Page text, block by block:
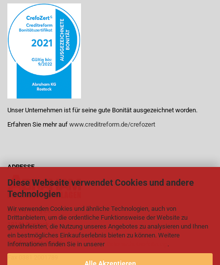
Diese Webseite verwendet Cookies und andere
Technologien
Wir verwenden Cookies und ähnliche Technologien, auch von
Drittanbietern, um die ordentliche Funktionsweise der Website zu
gewährleisten, die Nutzung unseres Angebotes zu analysieren und Ihnen
ein bestmögliches Einkaufserlebnis bieten zu können. Weitere
Informationen finden Sie in unserer
.
Alle Akzeptieren
Unser Unternehmen ist für seine gute Bonität ausgezeichnet worden.
Erfahren Sie mehr auf www.creditreform.de/crefozert
ADRESSE
Brückenweg 20
18146 Rostock
Telefon0381 21199